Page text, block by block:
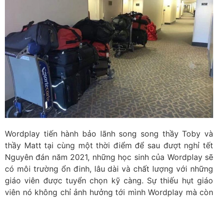
Wordplay tiến hành bảo lãnh song song thầy Toby và
thầy Matt tại cùng một thời điểm để sau đượt nghỉ tết
Nguyên đán năm 2021, những học sinh của Wordplay sẽ
có môi trường ổn đinh, lâu dài và chất lượng với những
giáo viên được tuyển chọn kỹ càng. Sự thiếu hụt giáo
viên nó không chỉ ảnh hưởng tới mình Wordplay mà còn